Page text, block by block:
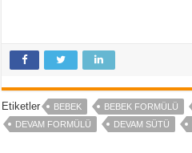
Etiketler BEBEK BEBEK FORMÜLÜ
DEVAM FORMÜLÜ
DEVAM SÜTÜ